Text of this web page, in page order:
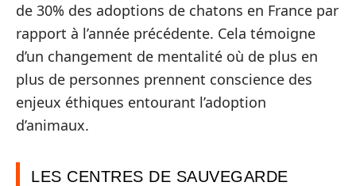
de 30% des adoptions de chatons en France par
rapport à l’année précédente. Cela témoigne
d’un changement de mentalité où de plus en
plus de personnes prennent conscience des
enjeux éthiques entourant l’adoption
d’animaux.
LES CENTRES DE SAUVEGARDE